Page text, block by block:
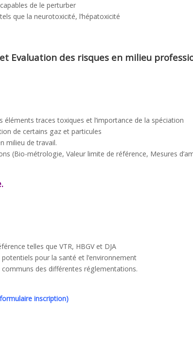
de le perturber
que la neurotoxicité, l’hépatoxicité
Evaluation des risques en milieu
traces toxiques et l’importance de la spéciation
de certains gaz et particules
milieu de travail.
(Bio-métrologie, Valeur limite de référence, Mesures
telles que VTR, HBGV et DJA
pour la santé et l’environnement
des différentes réglementations.
inscription)